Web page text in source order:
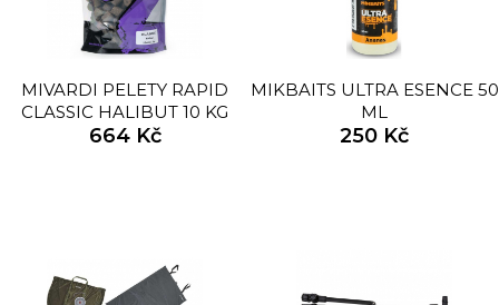
MIVARDI PELETY RAPID
CLASSIC HALIBUT 10 KG
664 Kč
MIKBAITS ULTRA ESENCE 50
ML
250 Kč